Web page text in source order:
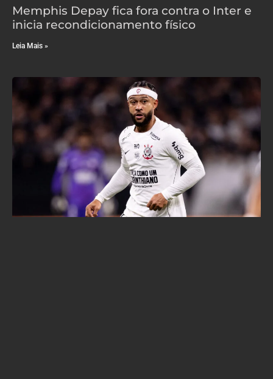
Memphis Depay fica fora contra o Inter e
inicia recondicionamento físico
Leia Mais »